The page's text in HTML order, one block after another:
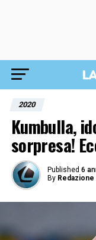
2020
Kumbulla,
sorpresa!
Published 6
By